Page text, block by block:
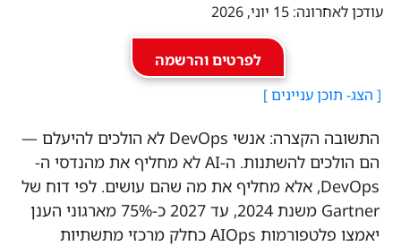
עודכן לאחרונה: 15 יוני, 2026
לפרטים והרשמה
התשובה הקצרה: אנשי DevOps לא הולכים להיעלם —
הם הולכים להשתנות. ה-AI לא מחליף את מהנדסי ה-
DevOps, אלא מחליף את
מה שהם עושים. לפי דוח של
Gartner משנת 2024, עד 2027 כ-75% מארגוני הענן
יאמצו פלטפורמות AIOps כחלק מרכזי מתשתיות